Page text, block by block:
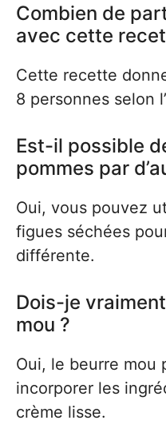
Combien de
avec cette
Cette recette
8 personnes selon
Est-il possible
pommes par
Oui, vous pouvez
figues séchées
différente.
Dois-je
mou ?
Oui, le beurre mou
incorporer les
crème lisse.